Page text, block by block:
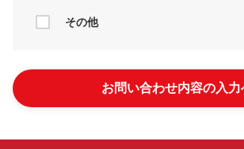
その他
お問い合わせ内容の入力